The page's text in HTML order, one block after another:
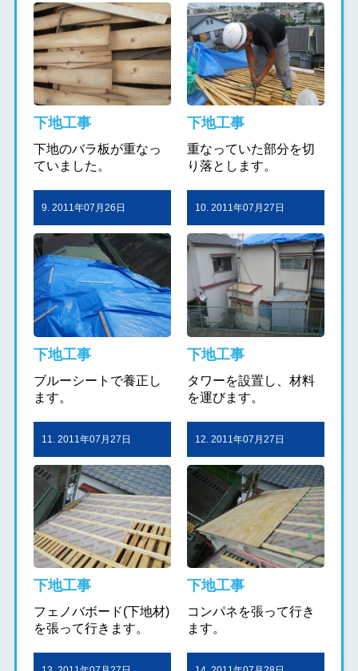
下地工事
下地のバラ板が重なっ
ていました。
下地工事
重なっていた部分を切
り落とします。
9. 2011年07月26日
下地工事
ブルーシートで養正し
ます。
10. 2011年07月27日
下地工事
タワーを設置し、材料
を運びます。
11. 2011年07月27日
下地工事
フェノバボード(下地材)
を張って行きます。
12. 2011年07月27日
下地工事
コンパネを張って行き
ます。